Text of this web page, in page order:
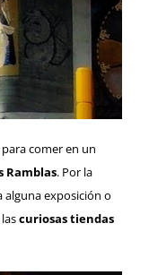
comer en un
Ramblas. Por la
alguna exposición o
curiosas tiendas